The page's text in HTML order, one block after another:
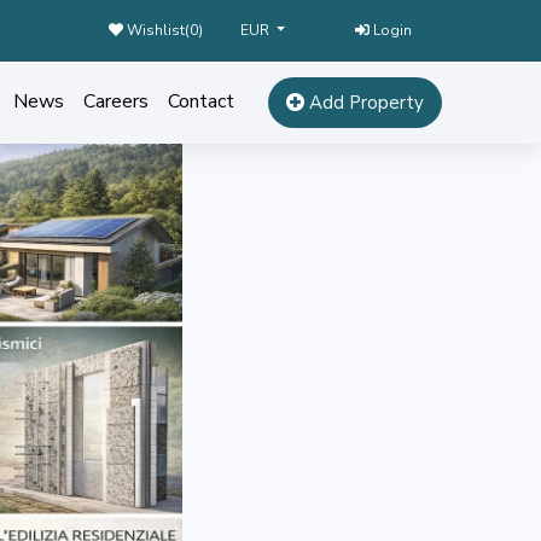
Wishlist(0) EUR Login
News Careers Contact Add Property